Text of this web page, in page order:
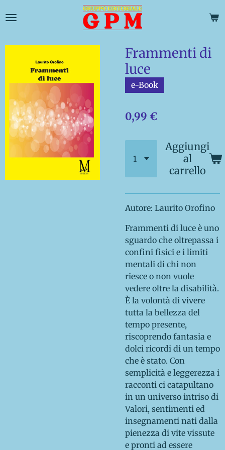
al
principale
Frammenti di
luce
e-Book
0,99 €
Aggiungi
al
carrello
Autore: Laurito Orofino
Frammenti di luce è uno
sguardo che oltrepassa i
confini fisici e i limiti
mentali di chi non
riesce o non vuole
vedere oltre la disabilità.
È la volontà di vivere
tutta la bellezza del
tempo presente,
riscoprendo fantasia e
dolci ricordi di un tempo
che è stato. Con
semplicità e leggerezza i
racconti ci catapultano
in un universo intriso di
Valori, sentimenti ed
insegnamenti nati dalla
pienezza di vite vissute
e pronti ad essere